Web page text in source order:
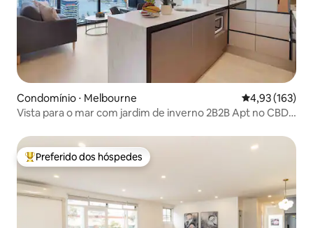
Condomínio ⋅ Melbourne 4,93 de uma
4,93 (163)
Vista para o mar com jardim de inverno 2B2B Apt no CBD
Entre os melhores preferidos dos hóspedes
Preferido dos hóspedes